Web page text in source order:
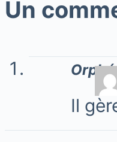
Un
Il